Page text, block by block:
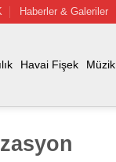
Haberler & Galeriler
Havai Fişek Müzik